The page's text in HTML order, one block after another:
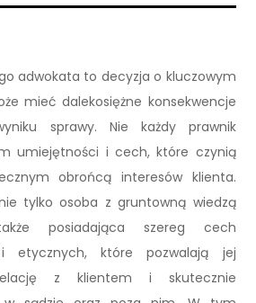
adwokata to decyzja o kluczowym
mieć dalekosiężne konsekwencje
sprawy. Nie każdy prawnik
umiejętności i cech, które czynią
obrońcą interesów klienta.
tylko osoba z gruntowną wiedzą
posiadająca szereg cech
i etycznych, które pozwalają jej
z klientem i skutecznie